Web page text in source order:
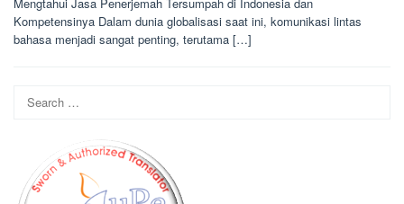
Kompetensinya Dalam dunia globalisasi saat ini, komunikasi lintas
bahasa menjadi sangat penting, terutama […]
for: